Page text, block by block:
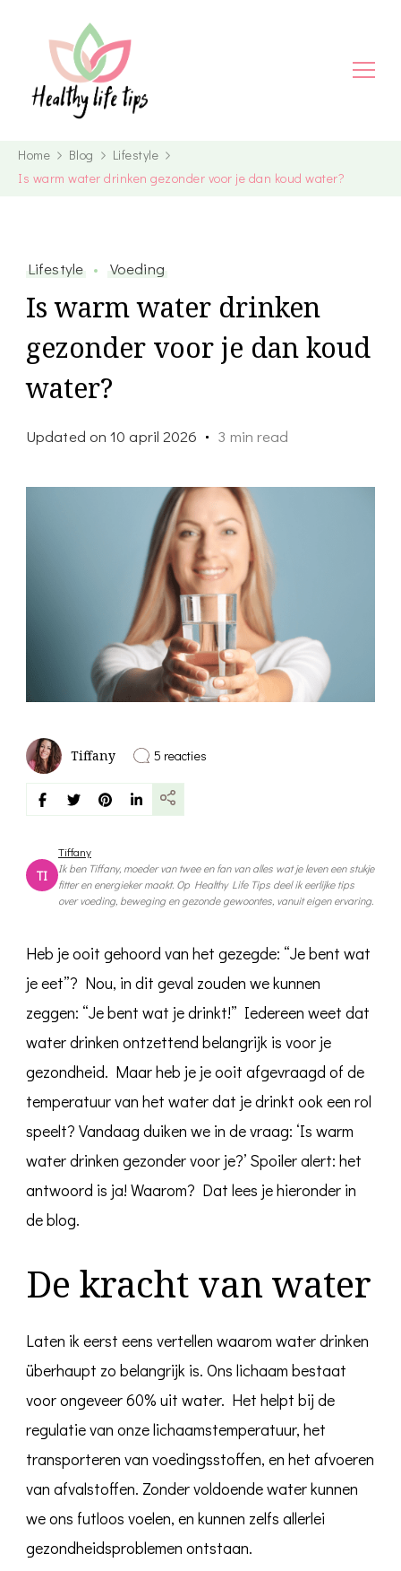
Home Blog
Lifestyle
Is warm water drinken gezonder voor je dan koud water?
Lifestyle Voeding
Is warm water drinken
gezonder voor je dan koud
water?
Updated on10 april 2026 3 min read
Tiffany 5 reactiesop
je
dan
koud
TI
Tiffany
Ik ben Tiffany, moeder van twee en fan van alles wat je leven een stukje
fitter en energieker maakt. Op Healthy Life Tips deel ik eerlijke tips
over voeding, beweging en gezonde gewoontes, vanuit eigen ervaring.
Heb je ooit gehoord van het gezegde: “Je bent wat
je eet”? Nou, in dit geval zouden we kunnen
zeggen: “Je bent wat je drinkt!” Iedereen weet dat
water drinken ontzettend belangrijk is voor je
gezondheid. Maar heb je je ooit afgevraagd of de
temperatuur van het water dat je drinkt ook een rol
speelt? Vandaag duiken we in de vraag: ‘Is warm
water drinken gezonder voor je?’ Spoiler alert: het
antwoord is ja! Waarom? Dat lees je hieronder in
de blog.
De kracht van water
Laten ik eerst eens vertellen waarom water drinken
überhaupt zo belangrijk is. Ons lichaam bestaat
voor ongeveer 60% uit water. Het helpt bij de
regulatie van onze lichaamstemperatuur, het
transporteren van voedingsstoffen, en het afvoeren
van afvalstoffen. Zonder voldoende water kunnen
we ons futloos voelen, en kunnen zelfs allerlei
gezondheidsproblemen ontstaan.